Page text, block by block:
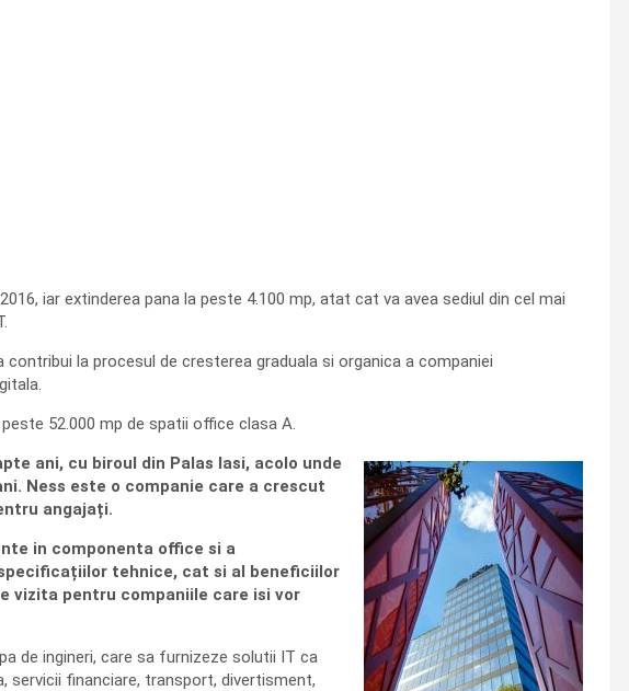
iar extinderea pana la peste 4.100 mp, atat cat va avea sediul din cel mai
la procesul de cresterea graduala si organica a companiei
52.000 mp de spatii office clasa A.
ani, cu biroul din Palas Iasi, acolo unde
Ness este o companie care a crescut
angajați.
in componenta office si a
tehnice, cat si al beneficiilor
vizita pentru companiile care isi vor
de ingineri, care sa furnizeze solutii IT ca
servicii financiare, transport, divertisment,